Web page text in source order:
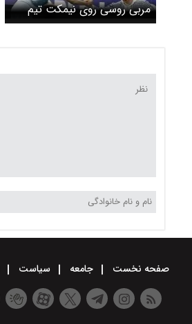
مربی روسی روی نیمکت تیم
ملی والیبال؟
صفحه نخست جامعه سیاست